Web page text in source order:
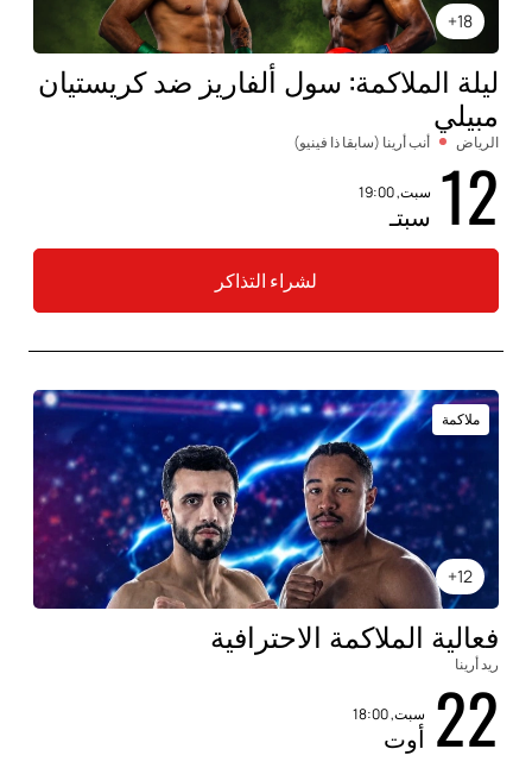
18+
ليلة الملاكمة: سول ألفاريز ضد كريستيان
مبيلي
الرياض أنب أرينا (سابقا ذا فينيو)
12 سبت, 19:00
سبتـ
لشراء التذاكر
12+
ملاكمة
فعالية الملاكمة الاحترافية
ريد أرينا
22 سبت, 18:00
أوت